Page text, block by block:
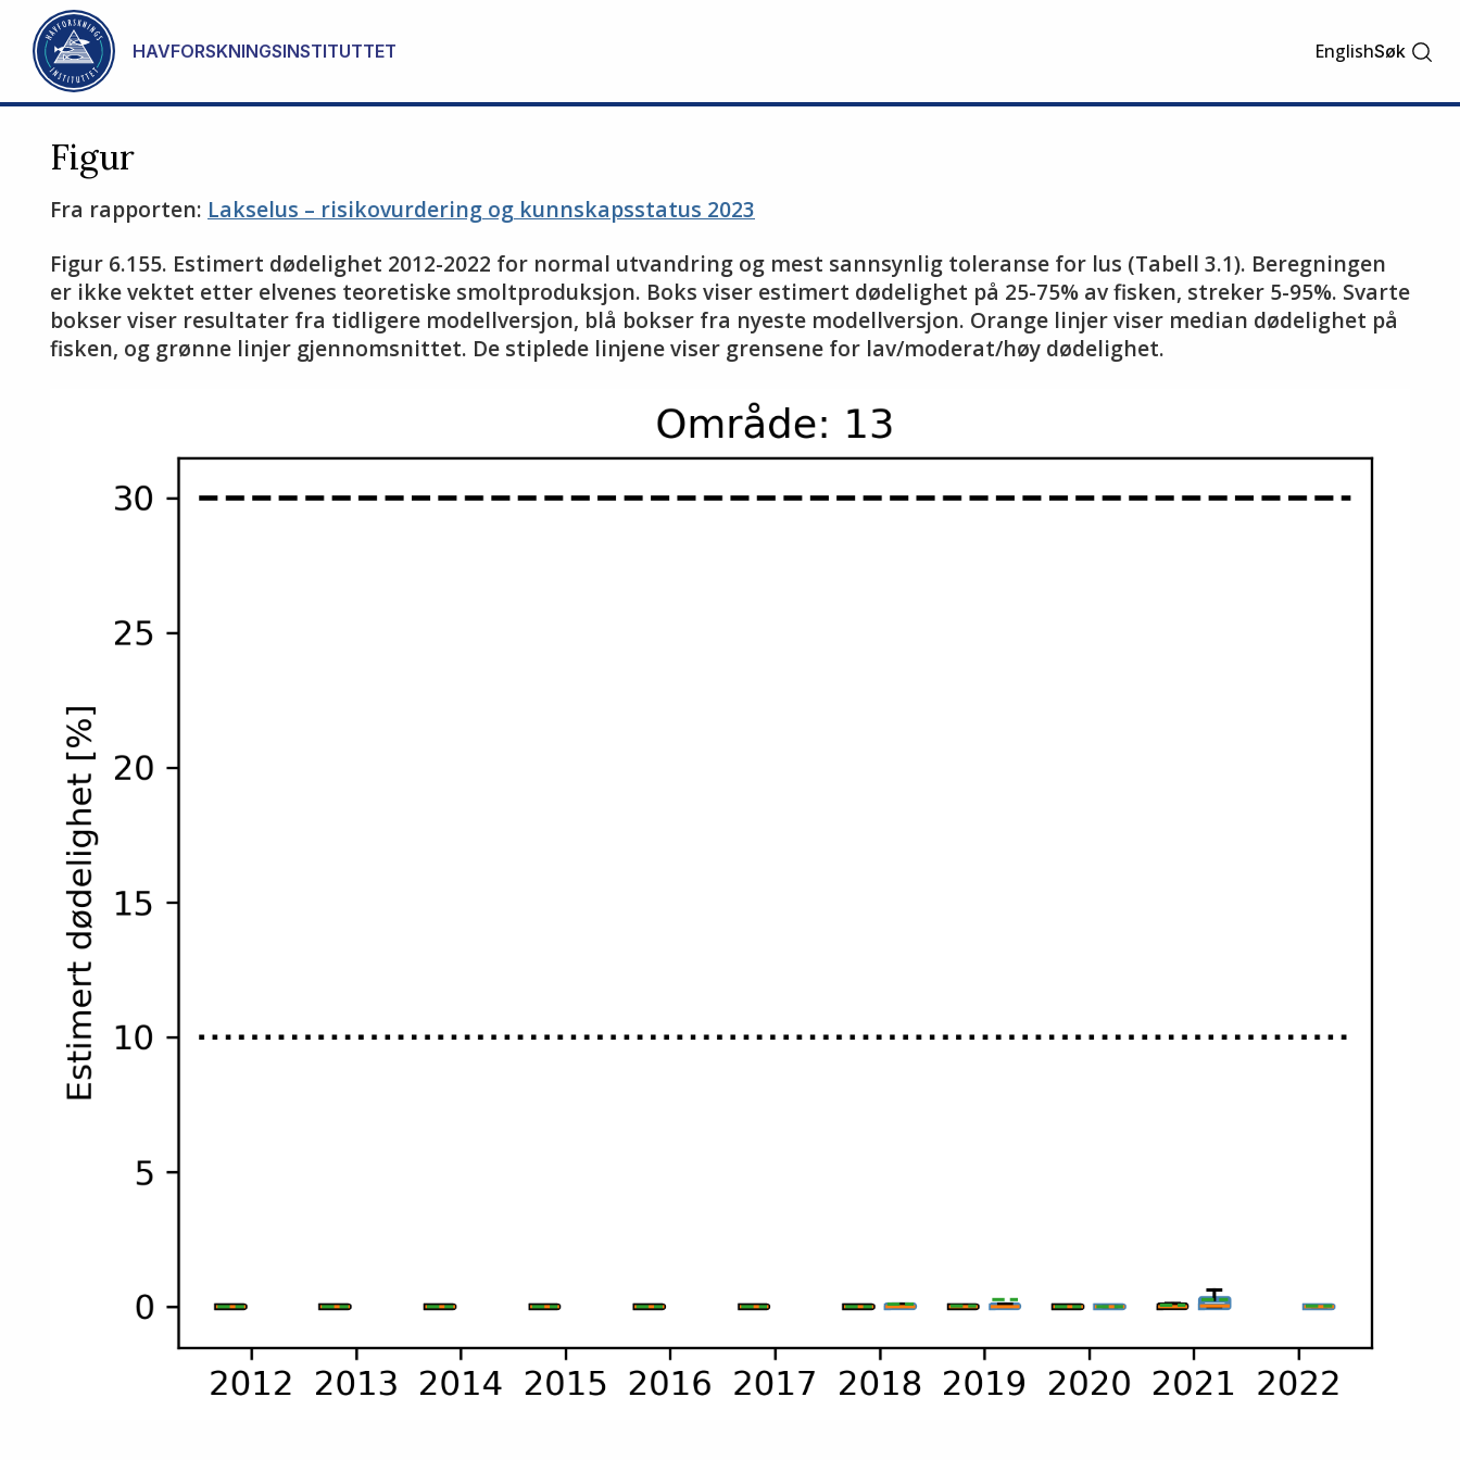
Gå til hovedinnhold
HAVFORSKNINGSINSTITUTTET EnglishSøk
Figur
Fra rapporten: Lakselus – risikovurdering og kunnskapsstatus 2023
Figur 6.155. Estimert dødelighet 2012-2022 for normal utvandring og mest sannsynlig toleranse for lus (Tabell 3.1). Beregningen
er ikke vektet etter elvenes teoretiske smoltproduksjon. Boks viser estimert dødelighet på 25-75% av fisken, streker 5-95%. Svarte
bokser viser resultater fra tidligere modellversjon, blå bokser fra nyeste modellversjon. Orange linjer viser median dødelighet på
fisken, og grønne linjer gjennomsnittet. De stiplede linjene viser grensene for lav/moderat/høy dødelighet.